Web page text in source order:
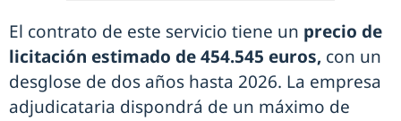
El contrato de este servicio tiene un precio de
licitación estimado de 454.545 euros, con un
desglose de dos años hasta 2026. La empresa
adjudicataria dispondrá de un máximo de